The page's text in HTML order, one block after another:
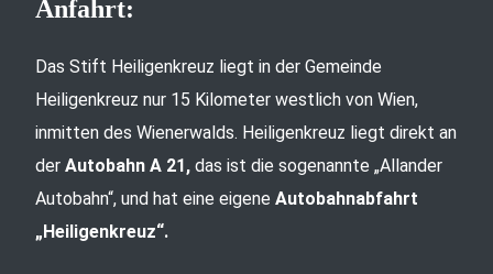
Anfahrt:
Das Stift Heiligenkreuz liegt in der Gemeinde
Heiligenkreuz nur 15 Kilometer westlich von Wien,
inmitten des Wienerwalds. Heiligenkreuz liegt direkt an
der Autobahn A 21, das ist die sogenannte „Allander
Autobahn“, und hat eine eigene Autobahnabfahrt
„Heiligenkreuz“.